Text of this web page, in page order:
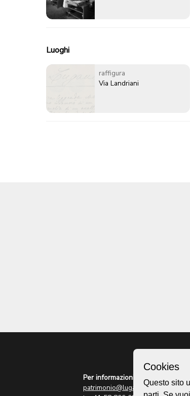
Luoghi
raffigura
Via Landriani
Per informazioni:
patrimonio@lugano.ch
Cookies
Questo sito